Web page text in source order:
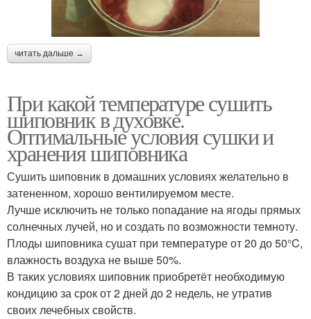
читать дальше →
При какой температуре сушить
шиповник в духовке.
Оптимальные условия сушки и
хранения шиповника
Сушить шиповник в домашних условиях желательно в
затененном, хорошо вентилируемом месте.
Лучше исключить не только попадание на ягоды прямых
солнечных лучей, но и создать по возможности темноту.
Плоды шиповника сушат при температуре от 20 до 50°C,
влажность воздуха не выше 50%.
В таких условиях шиповник приобретёт необходимую
кондицию за срок от 2 дней до 2 недель, не утратив
своих лечебных свойств.